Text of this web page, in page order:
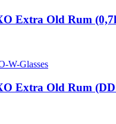
Extra Old Rum
Extra Old Rum